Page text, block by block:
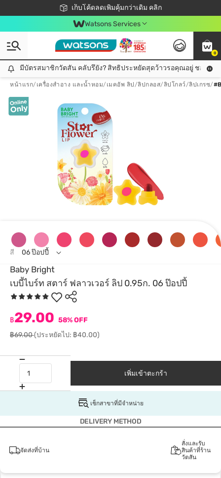
เก็บโค้ดลดเพิ่มคุ้มกว่าเดิม คลิก
ชอปออนไลน์ครั้งแรก ลดเพิ่มจุก ๆ 10%! 🎉
📦ส่งฟรี! เมื่อชอป 499฿
สมาชิกวัตสัน คลับดียังไง?
Watsons Services
0
มีบัตรสมาชิกวัตสัน คลับรึยัง? สิทธิประหยัดสุดว้าวรอคุณอยู่ ชอปคุ้มกว่าเดิม คลิก!
มีบัตรสมาชิกวัตสัน คลับรึยัง? สิทธิประหยัดสุดว้าวรอคุณอยู่ ชอปคุ้มก
หน้าแรก/ เครื่องสำอาง และน้ำหอม/ เมคอัพ ลิป /ลิปกลอส/ลิปโกลว์/ลิปเกรซ/
Baby Bright
เบบี้ไบร์ท สตาร์ ฟลาวเวอร์ ลิป 0.95ก. 06 ป๊อปปี้
฿29.00 58% OFF
฿69.00(ประหยัดไป: ฿40.00)
สี 06 ป๊อปปี้
เพิ่มเข้าตะกร้า
เช็กสาขาที่มีจำหน่าย
DELIVERY METHOD
จัดส่งที่บ้าน
สั่งและรับ
สินค้าที่ร้าน
วัตสัน